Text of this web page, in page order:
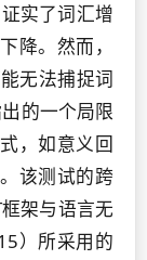
实了词汇增
降。然而，
无法捕捉词
的一个局限
，如意义回
该测试的跨
架与语言无
）所采用的